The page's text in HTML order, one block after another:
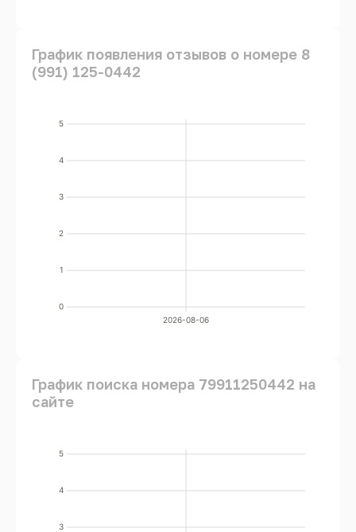
График появления отзывов о номере 8
(991) 125-0442
0
1
2
3
4
5
2026-08-06
График поиска номера 79911250442 на
сайте
3
4
5